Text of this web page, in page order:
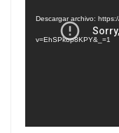
Descargar archivo:
v=EhSPkop8KPY&_=1